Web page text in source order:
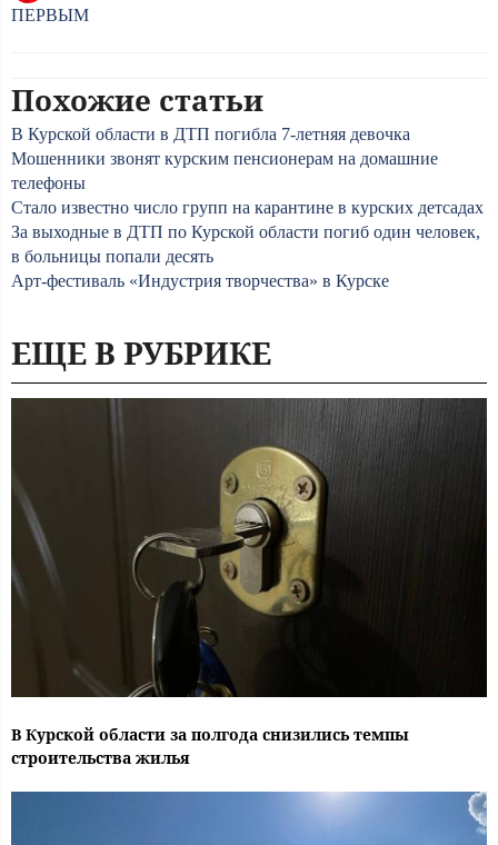
ПЕРВЫМ
Похожие статьи
В Курской области в ДТП погибла 7-летняя девочка
Мошенники звонят курским пенсионерам на домашние
телефоны
Стало известно число групп на карантине в курских детсадах
За выходные в ДТП по Курской области погиб один человек,
в больницы попали десять
Арт-фестиваль «Индустрия творчества» в Курске
ЕЩЕ В РУБРИКЕ
В Курской области за полгода снизились темпы
строительства жилья